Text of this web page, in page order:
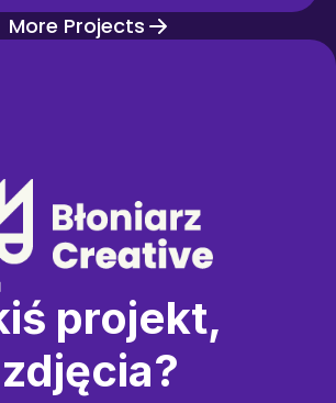
More Projects
projekt,
zdjęcia?